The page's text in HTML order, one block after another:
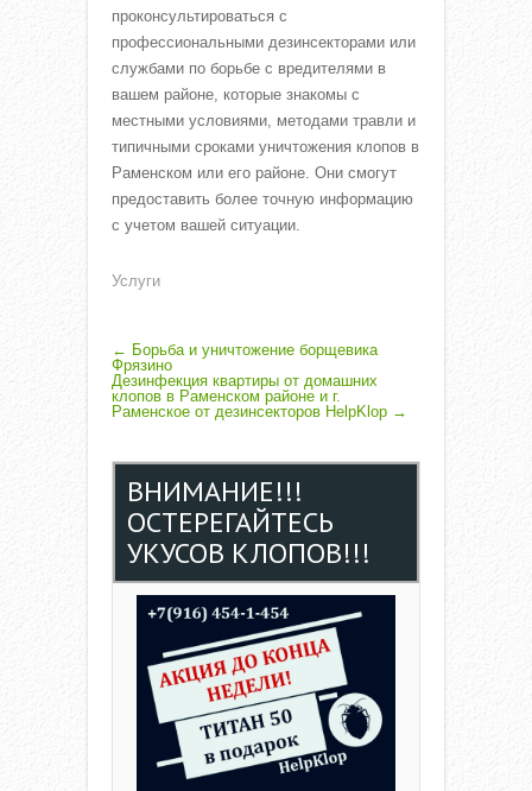
проконсультироваться с
профессиональными дезинсекторами или
службами по борьбе с вредителями в
вашем районе, которые знакомы с
местными условиями, методами травли и
типичными сроками уничтожения клопов в
Раменском или его районе. Они смогут
предоставить более точную информацию
с учетом вашей ситуации.
Услуги
P
O
S
T
N
A
V
← Борьба и уничтожение борщевика
Фрязино
Дезинфекция квартиры от домашних
клопов в Раменском районе и г.
Раменское от дезинсекторов HelpKlop →
ВНИМАНИЕ!!!
ОСТЕРЕГАЙТЕСЬ
УКУСОВ КЛОПОВ!!!